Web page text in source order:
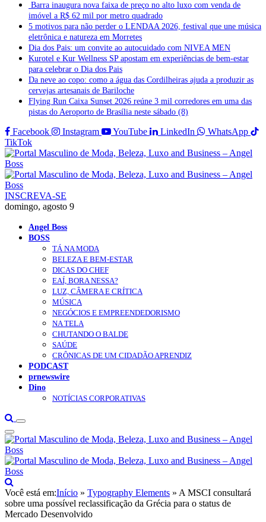
Barra inaugura nova faixa de preço no alto luxo com venda de
imóvel a R$ 62 mil por metro quadrado
5 motivos para não perder o LENDAA 2026, festival que une música
eletrônica e natureza em Morretes
Dia dos Pais: um convite ao autocuidado com NIVEA MEN
Kurotel e Kur Wellness SP apostam em experiências de bem-estar
para celebrar o Dia dos Pais
Da neve ao copo: como a água das Cordilheiras ajuda a produzir as
cervejas artesanais de Bariloche
Flying Run Caixa Sunset 2026 reúne 3 mil corredores em uma das
pistas do Aeroporto de Brasília neste sábado (8)
Facebook Instagram YouTube LinkedIn
WhatsApp
TikTok
INSCREVA-SE
domingo, agosto 9
Angel Boss
BOSS
TÁ NA MODA
BELEZA E BEM-ESTAR
DICAS DO CHEF
EAÍ, BORA NESSA?
LUZ, CÂMERA E CRÍTICA
MÚSICA
NEGÓCIOS E EMPREENDEDORISMO
NA TELA
CHUTANDO O BALDE
SAÚDE
CRÔNICAS DE UM CIDADÃO APRENDIZ
PODCAST
prnewswire
Dino
NOTÍCIAS CORPORATIVAS
Você está em:Início » Typography Elements » A MSCI consultará
sobre uma possível reclassificação da Grécia para o status de
Mercado Desenvolvido